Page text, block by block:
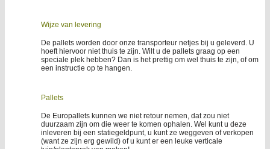
Wijze van levering
De pallets worden door onze transporteur netjes bij u geleverd. U
hoeft hiervoor niet thuis te zijn. Wilt u de pallets graag op een
speciale plek hebben? Dan is het prettig om wel thuis te zijn, of om
een instructie op te hangen.
Pallets
De Europallets kunnen we niet retour nemen, dat zou niet
duurzaam zijn om die weer te komen ophalen. Wel kunt u deze
inleveren bij een statiegeldpunt, u kunt ze weggeven of verkopen
(want ze zijn erg gewild) of u kunt er een leuke verticale